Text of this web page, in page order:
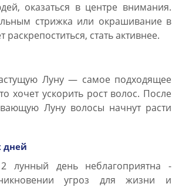
оказаться в центре внимания.
стрижка или окрашивание в
раскрепоститься, стать активнее.
Луну — самое подходящее
хочет ускорить рост волос. После
Луну волосы начнут расти
дней
лунный день неблагоприятна -
угроз для жизни и